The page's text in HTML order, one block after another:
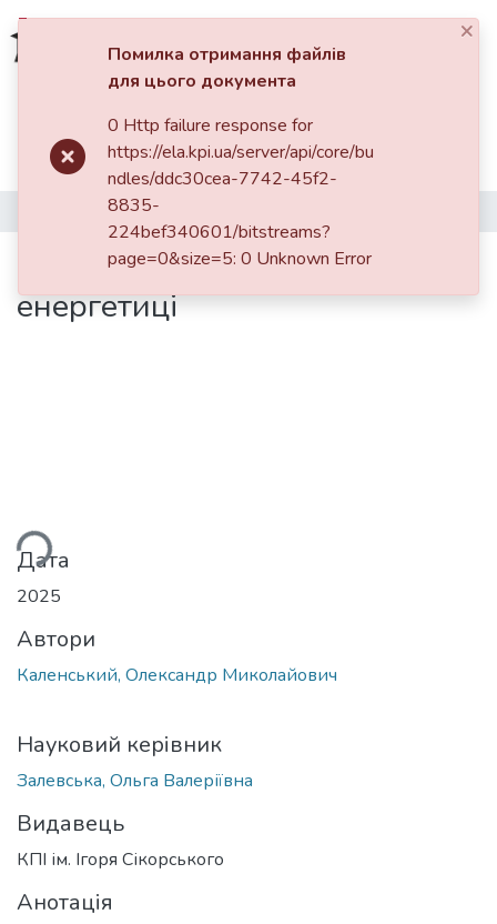
Фонди та зібрання
Пошук за критеріями
Статистика
Кафедра інженерії програмного забезпечення в енергетиці (ІПЗЕ)
Бакалаврські роботи (ІПЗЕ)
Віртуальний світ IT-компанії в
енергетиці
Дата
2025
Автори
Каленський, Олександр Миколайович
Науковий керівник
Залевська, Ольга Валеріївна
Видавець
КПІ ім. Ігоря Сікорського
Анотація
×
Помилка отримання файлів
для цього документа
0 Http failure response for
https://ela.kpi.ua/server/api/core/bu
ndles/ddc30cea-7742-45f2-
8835-
224bef340601/bitstreams?
page=0&size=5: 0 Unknown Error